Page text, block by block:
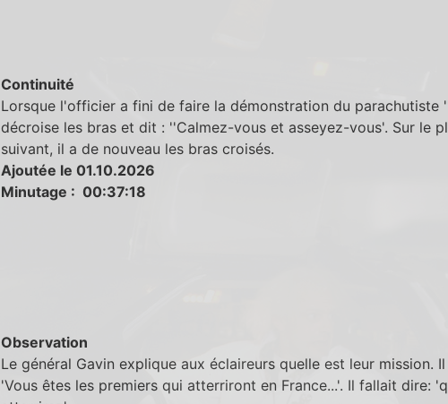
Continuité
Lorsque l'officier a fini de faire la démonstration du parachutiste
décroise les bras et dit : ''Calmez-vous et asseyez-vous'. Sur le
suivant, il a de nouveau les bras croisés.
Ajoutée le 01.10.2026
Minutage : 00:37:18
Observation
Le général Gavin explique aux éclaireurs quelle est leur mission.
'Vous êtes les premiers qui atterriront en France...'. Il fallait dire: